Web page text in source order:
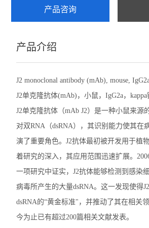
产品咨询
产品介绍
J2 monoclonal antibody (mAb), mouse,
J2单克隆抗体(mAb)，小鼠，IgG2a，kappa
J2单克隆抗体（mAb J2）是一种小鼠来源
对双RNA（dsRNA），其识别能力使其在
演了重要角色。J2抗体最初被开发用于植
着研究的深入，其应用范围迅速扩展。
一项研究中证实，J2抗体能够检测到感染
病毒所产生的大量dsRNA。这一发现使得
dsRNA的“黄金标准"，并推动了其在相关
今为止已有超过200篇相关文献发表。